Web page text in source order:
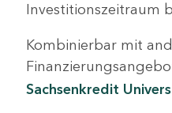
Investitionszeitraum
Kombinierbar mit
Sachsenkredit